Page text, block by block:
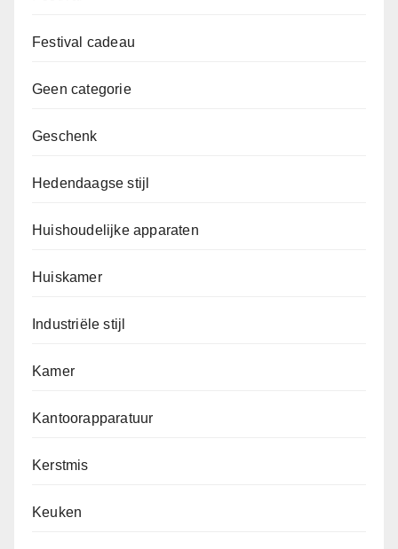
Festival cadeau
Geen categorie
Geschenk
Hedendaagse stijl
Huishoudelijke apparaten
Huiskamer
Industriële stijl
Kamer
Kantoorapparatuur
Kerstmis
Keuken